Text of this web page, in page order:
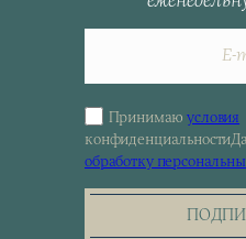
Sign
up
for
the
Принимаюусловия
конфиденциальности
обработку